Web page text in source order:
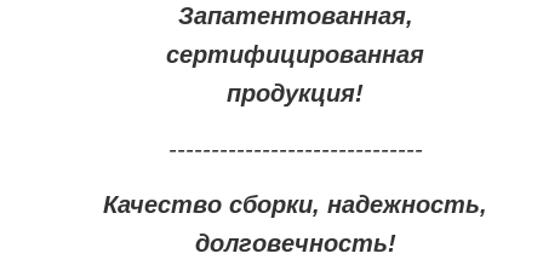
Запатентованная,
сертифицированная
продукция!
------------------------------
Качество сборки, надежность,
долговечность!